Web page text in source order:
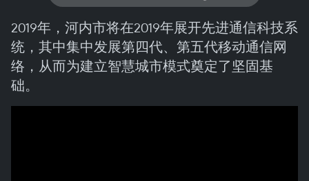
2019年，河内市将在2019年展开先进通信科技系
统，其中集中发展第四代、第五代移动通信网
络，从而为建立智慧城市模式奠定了坚固基
础。